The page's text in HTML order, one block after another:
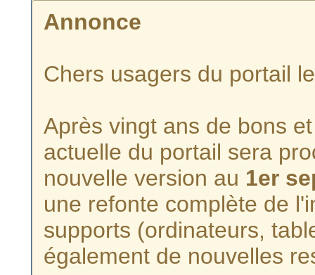
Annonce
Chers usagers du portail
Après vingt ans de bons
actuelle du portail sera
nouvelle version au 1er
une refonte complète de
supports (ordinateurs,
également de nouvelles